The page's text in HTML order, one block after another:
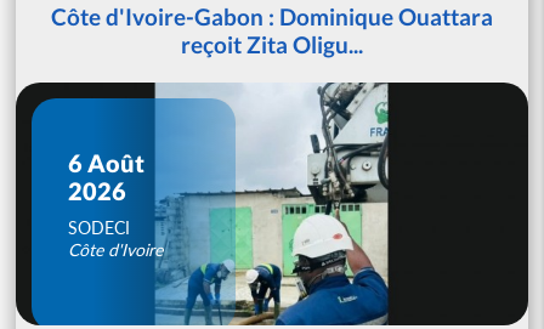
Côte d'Ivoire-Gabon : Dominique Ouattara
reçoit Zita Oligu...
6 Août
2026
SODECI
Côte d'Ivoire